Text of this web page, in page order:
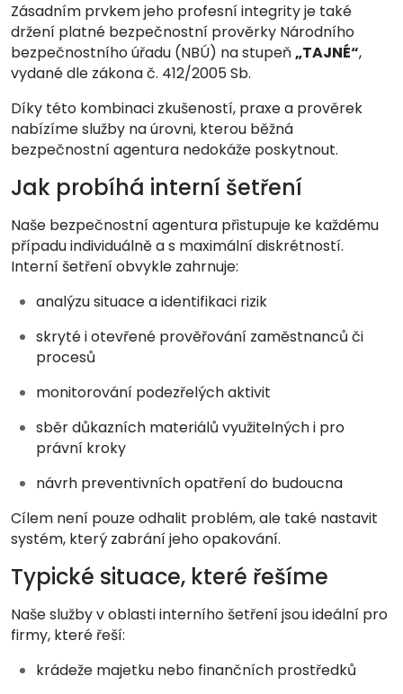
Zásadním prvkem jeho profesní integrity je také
držení platné bezpečnostní prověrky Národního
bezpečnostního úřadu (NBÚ) na stupeň „TAJNÉ“,
vydané dle zákona č. 412/2005 Sb.
Díky této kombinaci zkušeností, praxe a prověrek
nabízíme služby na úrovni, kterou běžná
bezpečnostní agentura nedokáže poskytnout.
Jak probíhá interní šetření
Naše bezpečnostní agentura přistupuje ke každému
případu individuálně a s maximální diskrétností.
Interní šetření obvykle zahrnuje:
analýzu situace a identifikaci rizik
skryté i otevřené prověřování zaměstnanců či
procesů
monitorování podezřelých aktivit
sběr důkazních materiálů využitelných i pro
právní kroky
návrh preventivních opatření do budoucna
Cílem není pouze odhalit problém, ale také nastavit
systém, který zabrání jeho opakování.
Typické situace, které řešíme
Naše služby v oblasti interního šetření jsou ideální pro
firmy, které řeší:
krádeže majetku nebo finančních prostředků